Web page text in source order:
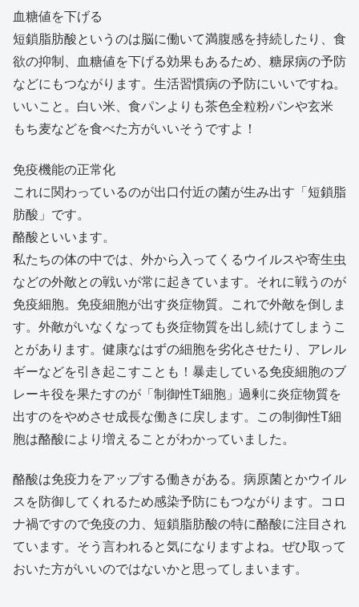
血糖値を下げる
短鎖脂肪酸というのは脳に働いて満腹感を持続したり、食
欲の抑制、血糖値を下げる効果もあるため、糖尿病の予防
などにもつながります。生活習慣病の予防にいいですね。
いいこと。白い米、食パンよりも茶色全粒粉パンや玄米
もち麦などを食べた方がいいそうですよ！
免疫機能の正常化
これに関わっているのが出口付近の菌が生み出す「短鎖脂
肪酸」です。
酪酸といいます。
私たちの体の中では、外から入ってくるウイルスや寄生虫
などの外敵との戦いが常に起きています。それに戦うのが
免疫細胞。免疫細胞が出す炎症物質。これで外敵を倒しま
す。外敵がいなくなっても炎症物質を出し続けてしまうこ
とがあります。健康なはずの細胞を劣化させたり、アレル
ギーなどを引き起こすことも！暴走している免疫細胞のブ
レーキ役を果たすのが「制御性T細胞」過剰に炎症物質を
出すのをやめさせ成長な働きに戻します。この制御性T細
胞は酪酸により増えることがわかっていました。
酪酸は免疫力をアップする働きがある。病原菌とかウイル
スを防御してくれるため感染予防にもつながります。コロ
ナ禍ですので免疫の力、短鎖脂肪酸の特に酪酸に注目され
ています。そう言われると気になりますよね。ぜひ取って
おいた方がいいのではないかと思ってしまいます。